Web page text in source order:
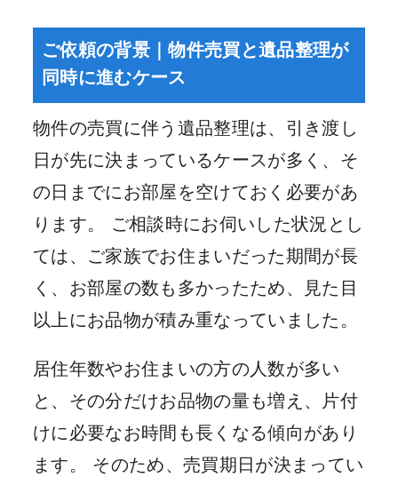
ご依頼の背景｜物件売買と遺品整理が
同時に進むケース
物件の売買に伴う遺品整理は、引き渡し
日が先に決まっているケースが多く、そ
の日までにお部屋を空けておく必要があ
ります。 ご相談時にお伺いした状況とし
ては、ご家族でお住まいだった期間が長
く、お部屋の数も多かったため、見た目
以上にお品物が積み重なっていました。
居住年数やお住まいの方の人数が多い
と、その分だけお品物の量も増え、片付
けに必要なお時間も長くなる傾向があり
ます。 そのため、売買期日が決まってい